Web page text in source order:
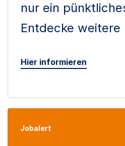
nur ein
Entdecke weitere
Hier informieren
Jobalert